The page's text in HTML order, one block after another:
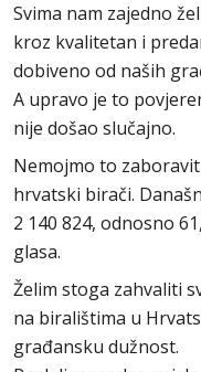
Svima nam zajedno
kroz kvalitetan i
dobiveno od naših
A upravo je to
nije došao slučajno.
Nemojmo to
hrvatski birači.
2 140 824, odnosno
glasa.
Želim stoga zahvaliti
na biralištima u
građansku dužnost.